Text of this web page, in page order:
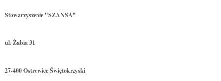
Stowarzyszenie "SZANSA"
ul. Żabia 31
27-400 Ostrowiec Świętokrzyski